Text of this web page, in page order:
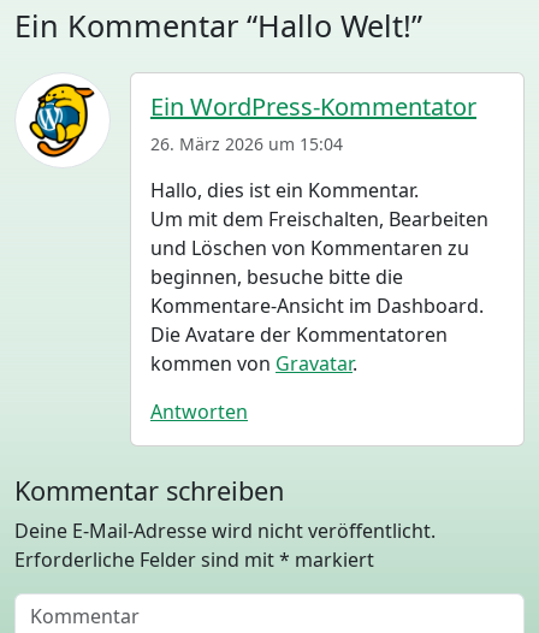
W
e
!
Ein Kommentar “Hallo Welt!”
Ein WordPress-Kommentator
26. März 2026 um 15:04
Hallo, dies ist ein Kommentar.
Um mit dem Freischalten, Bearbeiten
und Löschen von Kommentaren zu
beginnen, besuche bitte die
Kommentare-Ansicht im Dashboard.
Die Avatare der Kommentatoren
kommen von Gravatar.
Antworten
Kommentar schreiben
Deine E-Mail-Adresse wird nicht veröffentlicht.
Erforderliche Felder sind mit* markiert